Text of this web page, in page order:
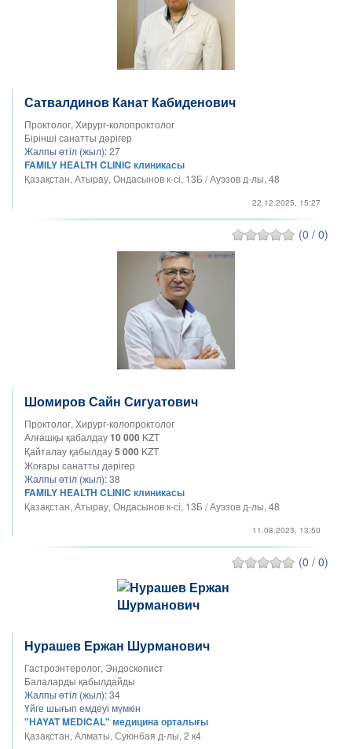
Сатвалдинов Канат Кабиденович
Проктолог, Хирург-колопроктолог
Бірінші санатты дәрігер
Жалпы өтіл (жыл):27
FAMILY HEALTH CLINIC клиникасы
Қазақстан, Атырау, Ондасынов к-сі, 13Б / Ауэзов д-лы, 48
22.12.2025, 15:27
(0 / 0)
Шомиров Сайн Сигуатович
Проктолог, Хирург-колопроктолог
Алғашқы қабалдау10 000 KZT
Қайталау қабылдау5 000 KZT
Жоғары санатты дәрігер
Жалпы өтіл (жыл):38
FAMILY HEALTH CLINIC клиникасы
Қазақстан, Атырау, Ондасынов к-сі, 13Б / Ауэзов д-лы, 48
11.08.2023, 13:50
(0 / 0)
Нурашев Ержан Шурманович
Гастроэнтеролог, Эндоскопист
Балаларды қабылдайды
Жалпы өтіл (жыл):34
Үйге шығып емдеуі мүмкін
"HAYAT MEDICAL" медицина орталығы
Қазақстан, Алматы, Суюнбая д-лы, 2 к4